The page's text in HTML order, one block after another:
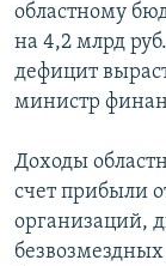
областному
на 4,2 млрд
дефицит
министр
Доходы
счет прибыли
организаций,